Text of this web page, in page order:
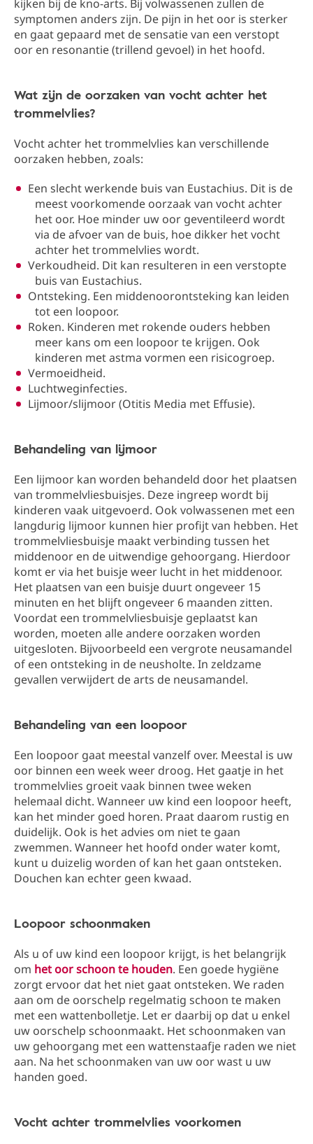
kijken bij de kno-arts. Bij volwassenen zullen de
symptomen anders zijn. De pijn in het oor is sterker
en gaat gepaard met de sensatie van een verstopt
oor en resonantie (trillend gevoel) in het hoofd.
Wat zijn de oorzaken van vocht achter het
trommelvlies?
Vocht achter het trommelvlies kan verschillende
oorzaken hebben, zoals:
Een slecht werkende buis van Eustachius. Dit is de
meest voorkomende oorzaak van vocht achter
het oor. Hoe minder uw oor geventileerd wordt
via de afvoer van de buis, hoe dikker het vocht
achter het trommelvlies wordt.
Verkoudheid. Dit kan resulteren in een verstopte
buis van Eustachius.
Ontsteking. Een middenoorontsteking kan leiden
tot een loopoor.
Roken. Kinderen met rokende ouders hebben
meer kans om een loopoor te krijgen. Ook
kinderen met astma vormen een risicogroep.
Vermoeidheid.
Luchtweginfecties.
Lijmoor/slijmoor (Otitis Media met Effusie).
Behandeling van lijmoor
Een lijmoor kan worden behandeld door het plaatsen
van trommelvliesbuisjes. Deze ingreep wordt bij
kinderen vaak uitgevoerd. Ook volwassenen met een
langdurig lijmoor kunnen hier profijt van hebben. Het
trommelvliesbuisje maakt verbinding tussen het
middenoor en de uitwendige gehoorgang. Hierdoor
komt er via het buisje weer lucht in het middenoor.
Het plaatsen van een buisje duurt ongeveer 15
minuten en het blijft ongeveer 6 maanden zitten.
Voordat een trommelvliesbuisje geplaatst kan
worden, moeten alle andere oorzaken worden
uitgesloten. Bijvoorbeeld een vergrote neusamandel
of een ontsteking in de neusholte. In zeldzame
gevallen verwijdert de arts de neusamandel.
Behandeling van een loopoor
Een loopoor gaat meestal vanzelf over. Meestal is uw
oor binnen een week weer droog. Het gaatje in het
trommelvlies groeit vaak binnen twee weken
helemaal dicht. Wanneer uw kind een loopoor heeft,
kan het minder goed horen. Praat daarom rustig en
duidelijk. Ook is het advies om niet te gaan
zwemmen. Wanneer het hoofd onder water komt,
kunt u duizelig worden of kan het gaan ontsteken.
Douchen kan echter geen kwaad.
Loopoor schoonmaken
Als u of uw kind een loopoor krijgt, is het belangrijk
om het oor schoon te houden. Een goede hygiëne
zorgt ervoor dat het niet gaat ontsteken. We raden
aan om de oorschelp regelmatig schoon te maken
met een wattenbolletje. Let er daarbij op dat u enkel
uw oorschelp schoonmaakt. Het schoonmaken van
uw gehoorgang met een wattenstaafje raden we niet
aan. Na het schoonmaken van uw oor wast u uw
handen goed.
Vocht achter trommelvlies voorkomen